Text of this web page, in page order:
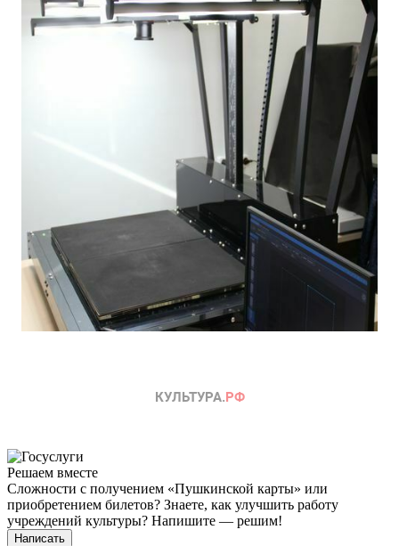
Решаем вместе
Сложности с получением «Пушкинской карты» или
приобретением билетов? Знаете, как улучшить работу
учреждений культуры? Напишите — решим!
Написать